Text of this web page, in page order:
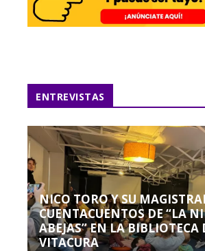
ENTREVISTAS
NICO TORO Y SU
CUENTACUENTOS DE “LA
ABEJAS” EN LA BIBLIOTECA
VITACURA